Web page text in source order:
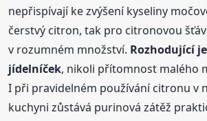
nepřispívají ke zvýšení kyseliny
čerstvý citron, tak pro citronovou
v rozumném množství. Rozhodující
jídelníček, nikoli přítomnost malého
I při pravidelném používání citronu v
kuchyni zůstává purinová zátěž